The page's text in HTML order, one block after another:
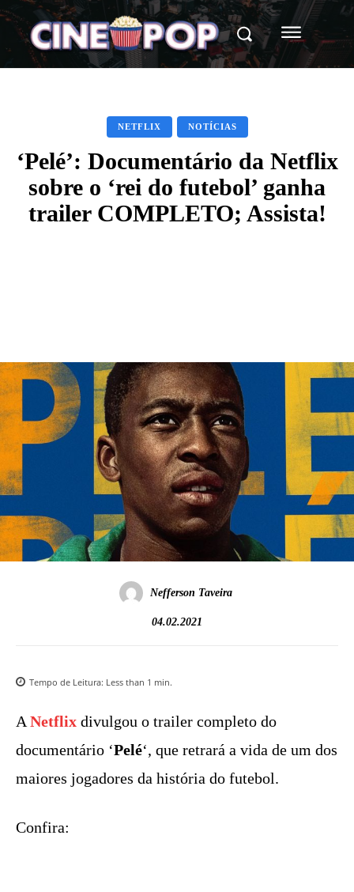
NETFLIX NOTÍCIAS
‘Pelé’: Documentário da Netflix
sobre o ‘rei do futebol’ ganha
trailer COMPLETO; Assista!
Nefferson Taveira
04.02.2021
Tempo de Leitura: Less than 1 min.
A Netflix divulgou o trailer completo do
documentário ‘Pelé‘, que retrará a vida de um dos
maiores jogadores da história do futebol.
Confira: